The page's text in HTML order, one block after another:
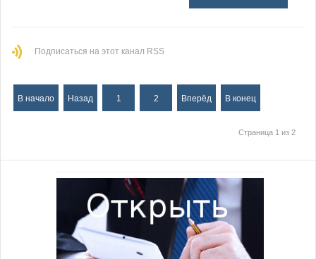
Подписаться на этот канал RSS
В начало Назад 1 2 Вперёд В конец
Страница 1 из 2